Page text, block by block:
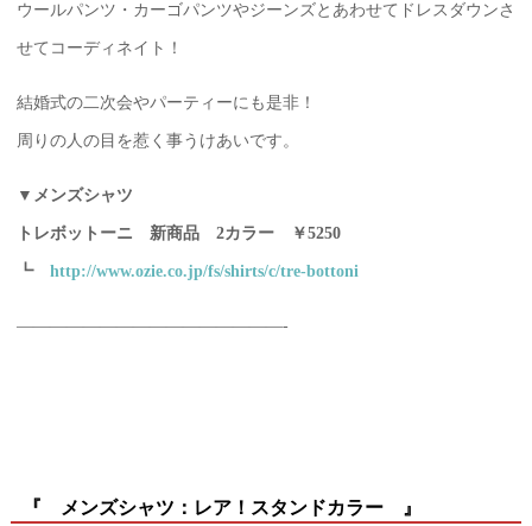
ウールパンツ・カーゴパンツやジーンズとあわせてドレスダウンさ
せてコーディネイト！
結婚式の二次会やパーティーにも是非！
周りの人の目を惹く事うけあいです。
▼メンズシャツ
トレボットーニ 新商品 2カラー ￥5250
┗ http://www.ozie.co.jp/fs/shirts/c/tre-bottoni
————————————————-
『 メンズシャツ：レア！スタンドカラー 』